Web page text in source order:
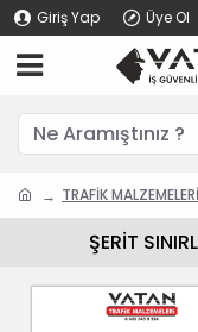
Giriş Yap Üye Ol
TRAFİK MALZEMELERİ
ŞERİT